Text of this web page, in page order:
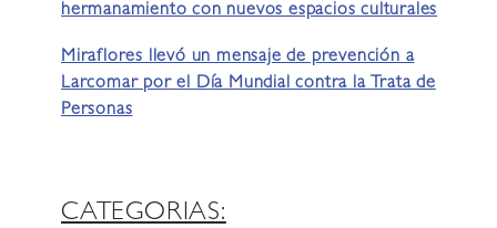
hermanamiento con nuevos espacios culturales
Miraflores llevó un mensaje de prevención a
Larcomar por el Día Mundial contra la Trata de
Personas
CATEGORIAS: